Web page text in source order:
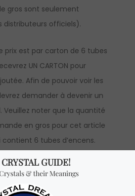
gros sont seulement
distributeurs officiels).
prix est par carton de 6 tubes
UN CARTON pour
Afin de pouvoir voir les
demander à devenir un
Veuillez noter que la quantité
en gros pour cet article
6 tubes d’encens.
quelque